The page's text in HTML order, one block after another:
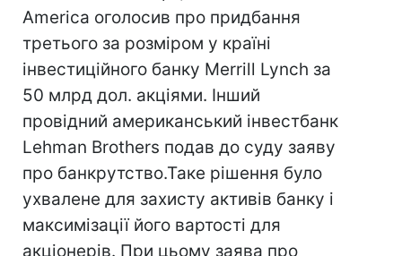
America оголосив про придбання
третього за розміром у країні
інвестиційного банку Merrill Lynch за
50 млрд дол. акціями. Інший
провідний американський інвестбанк
Lehman Brothers подав до суду заяву
про банкрутство.Таке рішення було
ухвалене для захисту активів банку і
максимізації його вартості для
акціонерів. При цьому заява про